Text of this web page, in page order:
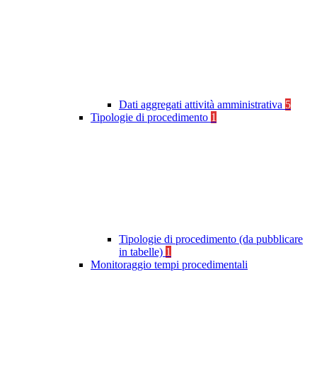
Dati aggregati attività amministrativa 5
Tipologie di procedimento 1
Tipologie di procedimento (da pubblicare
in tabelle) 1
Monitoraggio tempi procedimentali